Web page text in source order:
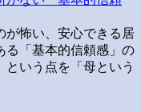
が怖い、安心できる居
る「基本的信頼感」の
いう点を「母という